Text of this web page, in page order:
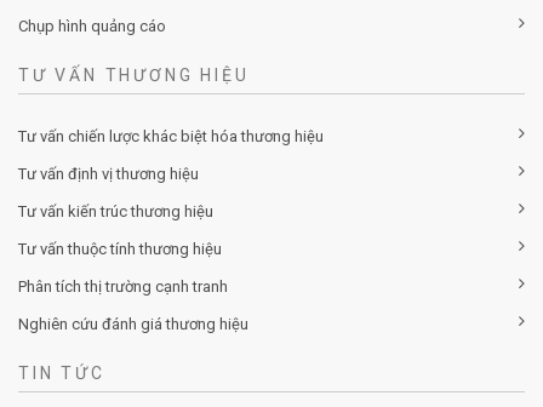
Chụp hình quảng cáo
TƯ VẤN THƯƠNG HIỆU
Tư vấn chiến lược khác biệt hóa thương hiệu
Tư vấn định vị thương hiệu
Tư vấn kiến trúc thương hiệu
Tư vấn thuộc tính thương hiệu
Phân tích thị trường cạnh tranh
Nghiên cứu đánh giá thương hiệu
TIN TỨC